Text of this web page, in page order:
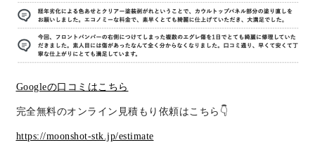
Googleの口コミはこちら
完全無料のオンライン見積もり依頼はこちら👇
https://moonshot-stk.jp/estimate